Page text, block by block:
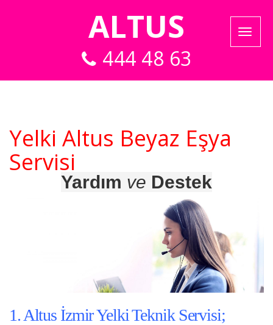
ALTUS
444 48 63
Yelki Altus Beyaz Eşya
Servisi
Yardım ve Destek
1. Altus İzmir Yelki Teknik Servisi;